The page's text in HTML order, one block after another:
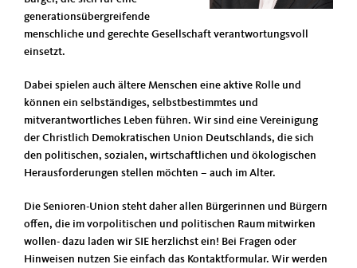
generationsübergreifende
menschliche und gerechte Gesellschaft verantwortungsvoll
einsetzt.
Dabei spielen auch ältere Menschen eine aktive Rolle und
können ein selbständiges, selbstbestimmtes und
mitverantwortliches Leben führen. Wir sind eine Vereinigung
der Christlich Demokratischen Union Deutschlands, die sich
den politischen, sozialen, wirtschaftlichen und ökologischen
Herausforderungen stellen möchten – auch im Alter.
Die Senioren-Union steht daher allen Bürgerinnen und Bürgern
offen, die im vorpolitischen und politischen Raum mitwirken
wollen- dazu laden wir SIE herzlichst ein! Bei Fragen oder
Hinweisen nutzen Sie einfach das Kontaktformular. Wir werden